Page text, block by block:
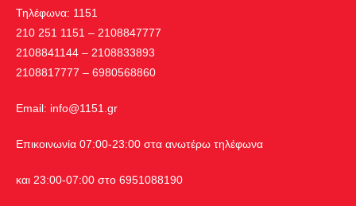
Τηλέφωνα: 1151
210 251 1151 – 2108847777
2108841144 – 2108833893
2108817777 – 6980568860
Εmail: info@1151.gr
Επικοινωνία 07:00-23:00 στα ανωτέρω τηλέφωνα
και 23:00-07:00 στο 6951088190